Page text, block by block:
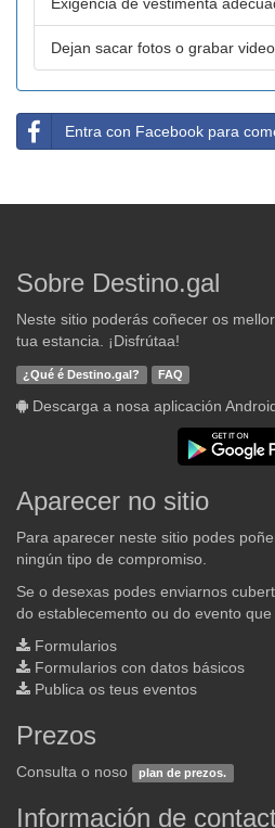
Dejan sacar fotos o grabar
Entra con Facebook para
Sobre Destino.gal
Neste sitio poderás coñecer os
tua estancia. ¡Disfrútaa!
¿Qué é Destino.gal? FAQ
Descarga a nosa aplicación
Aparecer no sitio
Para aparecer neste sitio podes
ningún tipo de compromiso.
Se o desexas podes enviarnos
do establecemento ou do evento
Formularios
Formularios con datos básicos
Publica os teus eventos
Prezos
Consulta o noso plan de prezos.
Información de